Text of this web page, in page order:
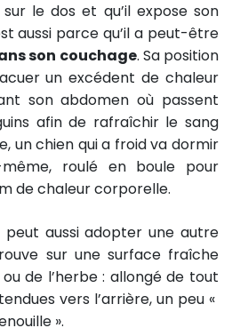
le dos et qu’il expose son
aussi parce qu’il a peut-être
son couchage. Sa position
un excédent de chaleur
son abdomen où passent
afin de rafraîchir le sang
un chien qui a froid va dormir
roulé en boule pour
de chaleur corporelle.
peut aussi adopter une autre
sur une surface fraîche
de l’herbe : allongé de tout
vers l’arrière, un peu «
».